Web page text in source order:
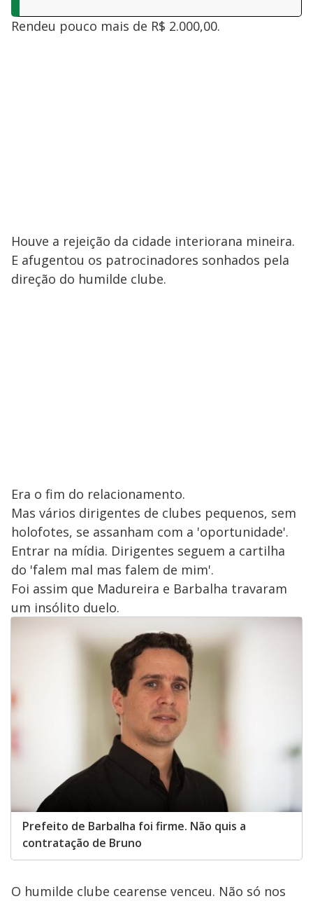
Rendeu pouco mais de R$ 2.000,00.
Houve a rejeição da cidade interiorana mineira.
E afugentou os patrocinadores sonhados pela
direção do humilde clube.
Era o fim do relacionamento.
Mas vários dirigentes de clubes pequenos, sem
holofotes, se assanham com a 'oportunidade'.
Entrar na mídia. Dirigentes seguem a cartilha
do 'falem mal mas falem de mim'.
Foi assim que Madureira e Barbalha travaram
um insólito duelo.
Prefeito de Barbalha foi firme. Não quis a
contratação de Bruno
O humilde clube cearense venceu. Não só nos